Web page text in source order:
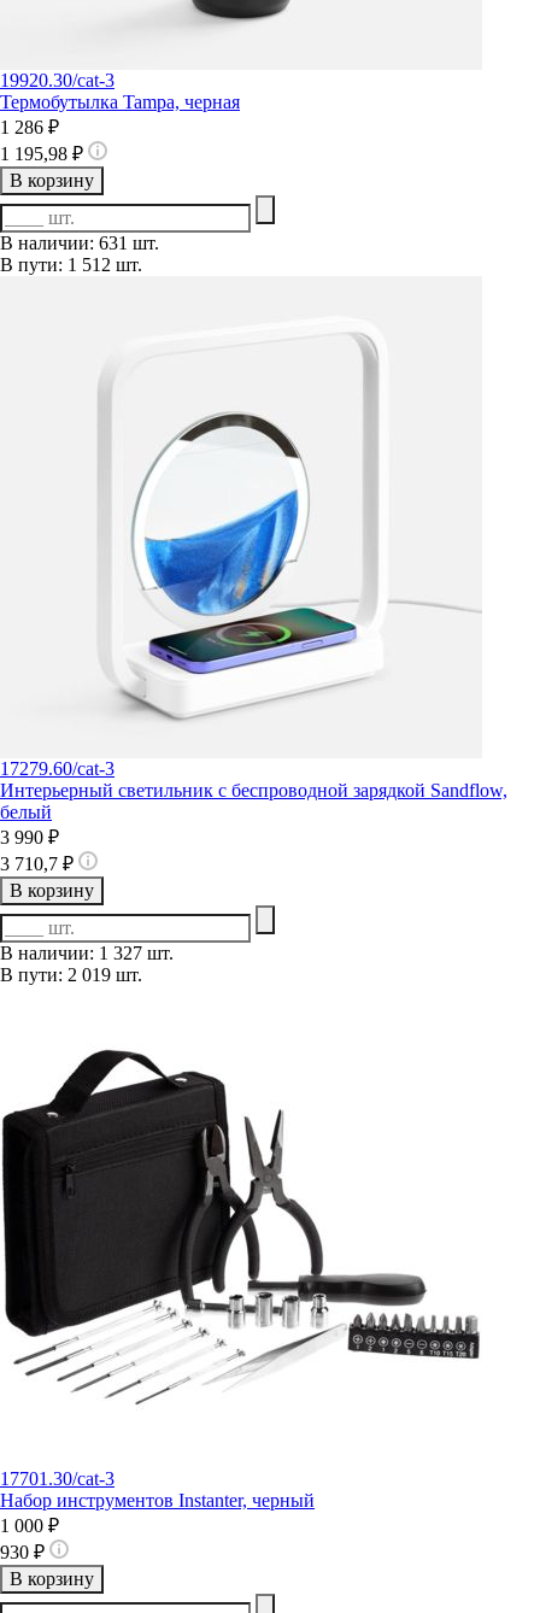
19920.30/cat-3
Термобутылка Tampa, черная
1 286 ₽
1 195,98 ₽
В корзину
В наличии: 631 шт.
В пути: 1 512 шт.
17279.60/cat-3
Интерьерный светильник с беспроводной зарядкой Sandflow,
белый
3 990 ₽
3 710,7 ₽
В корзину
В наличии: 1 327 шт.
В пути: 2 019 шт.
17701.30/cat-3
Набор инструментов Instanter, черный
1 000 ₽
930 ₽
В корзину